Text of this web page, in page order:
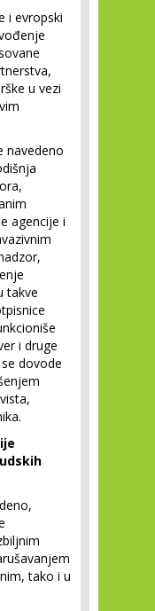
i evropski
u vezi
navedeno
agencije i
takve
i druge
dovode
tako i u